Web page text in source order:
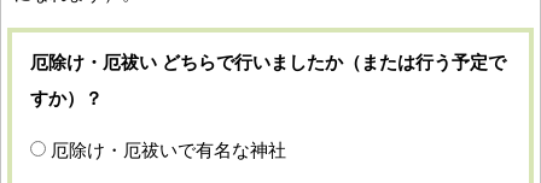
厄除け・厄祓い どちらで行いましたか（または行う予定で
すか）？
厄除け・厄祓いで有名な神社